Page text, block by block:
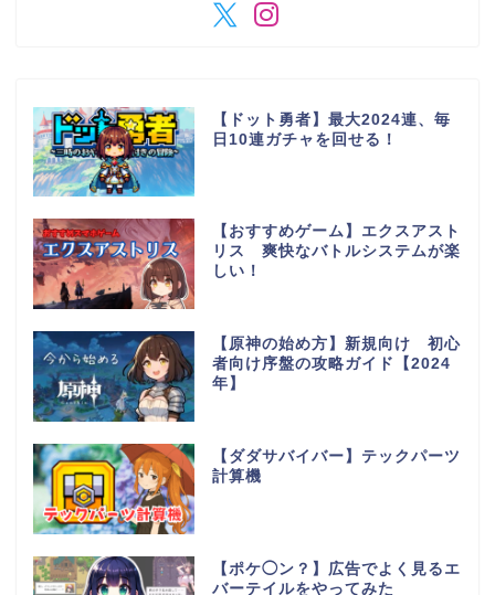
【ドット勇者】最大2024連、毎
日10連ガチャを回せる！
【おすすめゲーム】エクスアスト
リス 爽快なバトルシステムが楽
しい！
【原神の始め方】新規向け 初心
者向け序盤の攻略ガイド【2024
年】
【ダダサバイバー】テックパーツ
計算機
【ポケ◯ン？】広告でよく見るエ
バーテイルをやってみた